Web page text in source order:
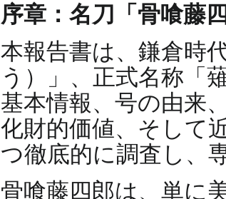
序章：名刀「骨喰藤
本報告書は、鎌倉時
う）」、正式名称「
基本情報、号の由来
化財的価値、そして
つ徹底的に調査し、
骨喰藤四郎は、単に